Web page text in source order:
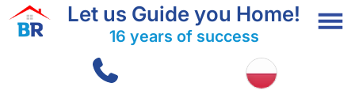
Let us Guide you Home!
16 years of success